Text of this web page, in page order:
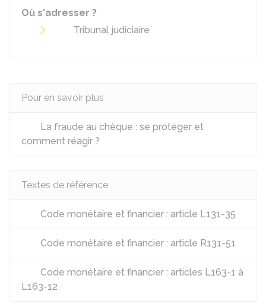
Où s'adresser ?
Tribunal judiciaire
Pour en savoir plus
La fraude au chèque : se protéger et
comment réagir ?
Textes de référence
Code monétaire et financier : article L131-35
Code monétaire et financier : article R131-51
Code monétaire et financier : articles L163-1 à
L163-12